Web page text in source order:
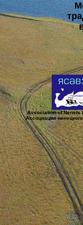
Association of Nenets
Ассоциация